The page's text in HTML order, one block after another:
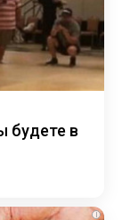
будете в
i